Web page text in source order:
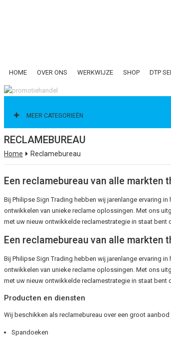
HOME OVER ONS WERKWIJZE SHOP DTP
CATEGORIEËN
MEER CATEGORIEËN
ALL CATEGORIES
RECLAMEBUREAU
Home Reclamebureau
Een reclamebureau van alle markten
Bij Philipse Sign Trading hebben wij jarenlange ervaring
ontwikkelen van unieke reclame oplossingen. Met ons
met uw nieuw ontwikkelde reclamestrategie in staat
Een reclamebureau van alle markten
Bij Philipse Sign Trading hebben wij jarenlange ervaring
ontwikkelen van unieke reclame oplossingen. Met ons
met uw nieuw ontwikkelde reclamestrategie in staat
Producten en diensten
Wij beschikken als reclamebureau over een groot
Spandoeken